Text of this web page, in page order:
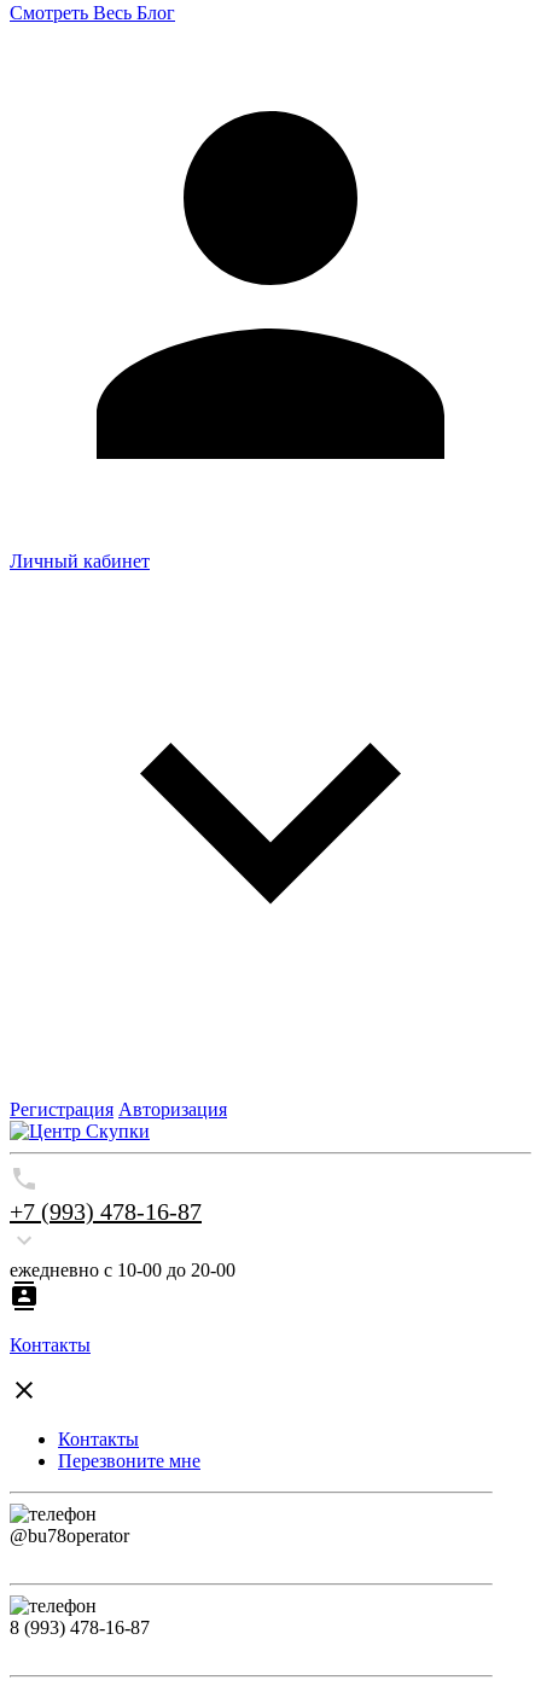
Смотреть Весь Блог
Личный кабинет
Регистрация Авторизация
+7 (993) 478-16-87
ежедневно с 10-00 до 20-00
Контакты
Контакты
Перезвоните мне
@bu78operator
8 (993) 478-16-87